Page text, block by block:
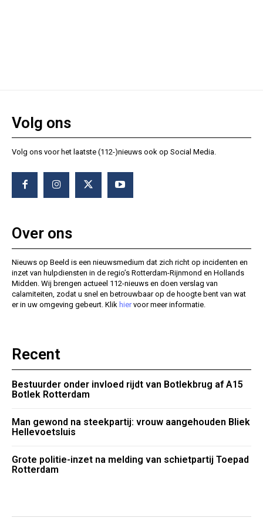
Volg ons
Volg ons voor het laatste (112-)nieuws ook op Social Media.
Over ons
Nieuws op Beeld is een nieuwsmedium dat zich richt op incidenten en
inzet van hulpdiensten in de regio’s Rotterdam-Rijnmond en Hollands
Midden. Wij brengen actueel 112-nieuws en doen verslag van
calamiteiten, zodat u snel en betrouwbaar op de hoogte bent van wat
er in uw omgeving gebeurt. Klik hiervoor meer informatie.
Recent
Bestuurder onder invloed rijdt van Botlekbrug af A15
Botlek Rotterdam
Man gewond na steekpartij: vrouw aangehouden Bliek
Hellevoetsluis
Grote politie-inzet na melding van schietpartij Toepad
Rotterdam